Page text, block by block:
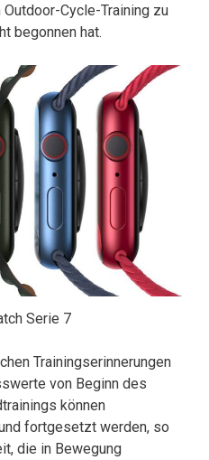
Cycle-Training zu
begonnen hat.
Serie 7
Trainingserinnerungen
von Beginn des
können
fortgesetzt werden, so
die in Bewegung